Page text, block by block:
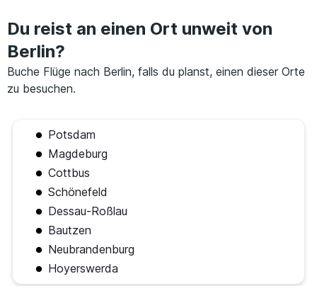
Du reist an einen Ort unweit von
Berlin?
Buche Flüge nach Berlin, falls du planst, einen dieser Orte
zu besuchen.
Potsdam
Magdeburg
Cottbus
Schönefeld
Dessau-Roßlau
Bautzen
Neubrandenburg
Hoyerswerda